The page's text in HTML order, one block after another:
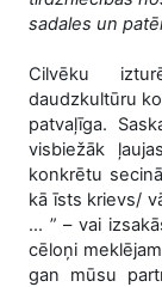
sadales un
Cilvēku
daudzkultūru
patvaļīga.
visbiežāk
konkrētu
kā īsts krievs/
... ” – vai
cēloņi
gan mūsu